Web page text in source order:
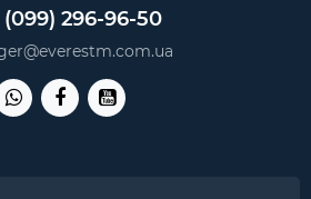
(099) 296-96-50